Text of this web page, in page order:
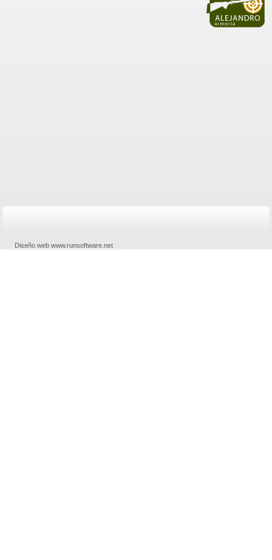
Diseño web www.runsoftware.net